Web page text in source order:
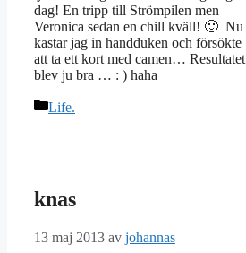
dag! En tripp till Strömpilen men
Veronica sedan en chill kväll! 🙂 Nu
kastar jag in handduken och försökte
att ta ett kort med camen… Resultatet
blev ju bra … : ) haha
Kategorier
Life.
knas
13 maj 2013 av johannas